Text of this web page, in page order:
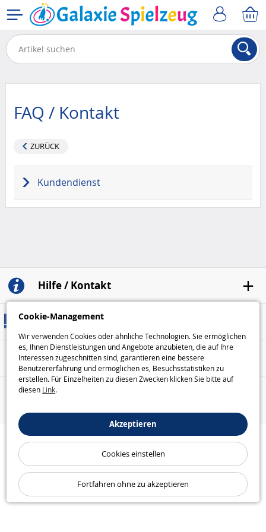
Cookie-Management
Wir verwenden Cookies oder ähnliche Technologien. Sie ermöglichen
es, Ihnen Dienstleistungen und Angebote anzubieten, die auf Ihre
Interessen zugeschnitten sind, garantieren eine bessere
Benutzererfahrung und ermöglichen es, Besuchsstatistiken zu
erstellen. Für Einzelheiten zu diesen Zwecken klicken Sie bitte auf
diesen Link.
Akzeptieren
Cookies einstellen
Fortfahren ohne zu akzeptieren
FAQ / Kontakt
ZURÜCK
Kundendienst
Hilfe / Kontakt
Versandarten
Sicheres Bezahlen
Unsere Garantien